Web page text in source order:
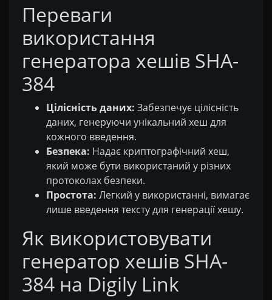
Переваги
використання
генератора хешів SHA-
384
Цілісність даних: Забезпечує цілісність
даних, генеруючи унікальний хеш для
кожного введення.
Безпека: Надає криптографічний хеш,
який може бути використаний у різних
протоколах безпеки.
Простота: Легкий у використанні, вимагає
лише введення тексту для генерації хешу.
Як використовувати
генератор хешів SHA-
384 на Digily Link